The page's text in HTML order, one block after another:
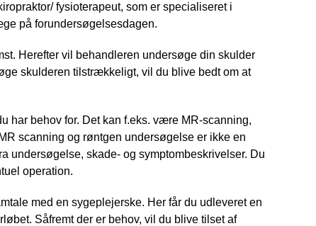
fysioterapeut, som er specialiseret i
på forundersøgelsesdagen.
Herefter vil behandleren undersøge din skulder
skulderen tilstrækkeligt, vil du blive bedt om at
har behov for. Det kan f.eks. være MR-scanning,
scanning og røntgen undersøgelse er ikke en
undersøgelse, skade- og symptombeskrivelser. Du
operation.
med en sygeplejerske. Her får du udleveret en
Såfremt der er behov, vil du blive tilset af